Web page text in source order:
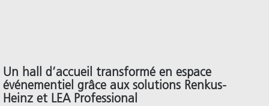
Un hall d’accueil transformé en espace
événementiel grâce aux solutions Renkus-
Heinz et LEA Professional